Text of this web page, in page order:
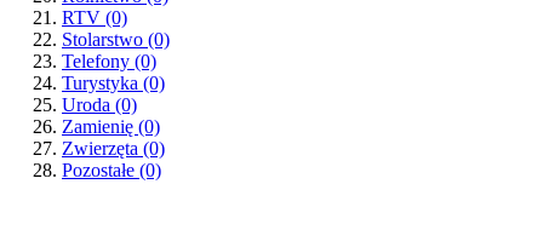
RTV (0)
Stolarstwo (0)
Telefony (0)
Turystyka (0)
Uroda (0)
Zamienię (0)
Zwierzęta (0)
Pozostałe (0)